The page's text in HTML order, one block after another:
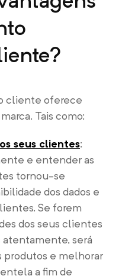
cliente oferece
Tais como:
seus clientes:
e entender as
tornou-se
dos dados e
Se forem
dos seus clientes
atentamente, será
produtos e melhorar
a fim de